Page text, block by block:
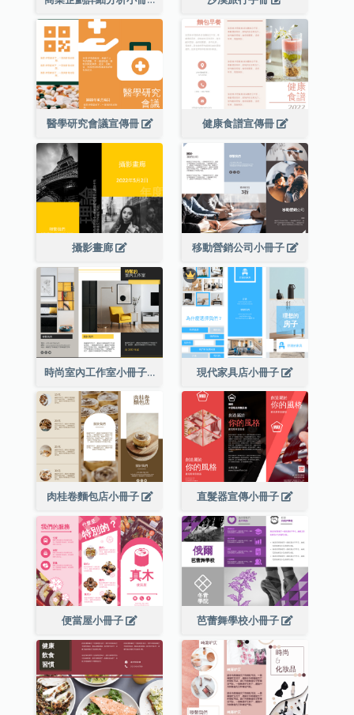
醫學研究會議宣傳冊 健康食譜宣傳冊
攝影畫廊 移動營銷公司小冊子
時尚室內工作室小冊子 現代家具店小冊子
肉桂卷麵包店小冊子 直髮器宣傳小冊子
便當屋小冊子 芭蕾舞學校小冊子